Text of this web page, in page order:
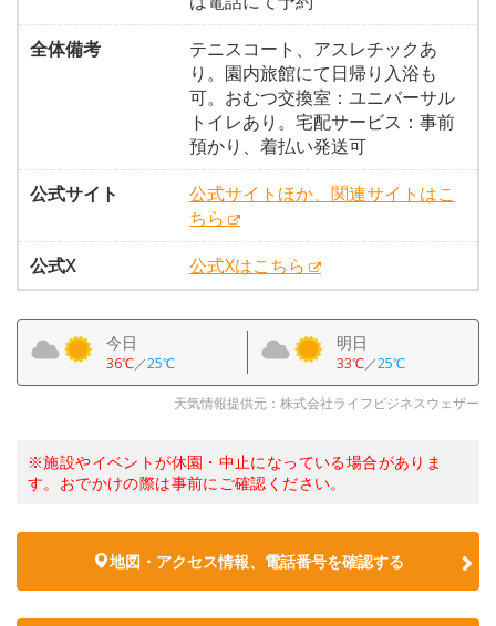
全体備考
テニスコート、アスレチックあ
り。園内旅館にて日帰り入浴も
可。おむつ交換室：ユニバーサル
トイレあり。宅配サービス：事前
預かり、着払い発送可
公式サイト
公式サイトほか、関連サイトはこ
ちら
公式X
公式Xはこちら
今日
36℃／25℃
明日
33℃／25℃
天気情報提供元：株式会社ライフビジネスウェザー
※施設やイベントが休園・中止になっている場合がありま
す。おでかけの際は事前にご確認ください。
地図・アクセス情報、電話番号を確認する